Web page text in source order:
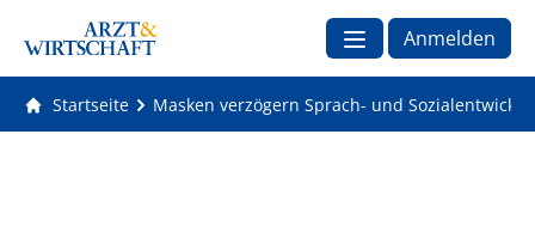
Anmelden
Startseite Masken verzögern Sprach- und